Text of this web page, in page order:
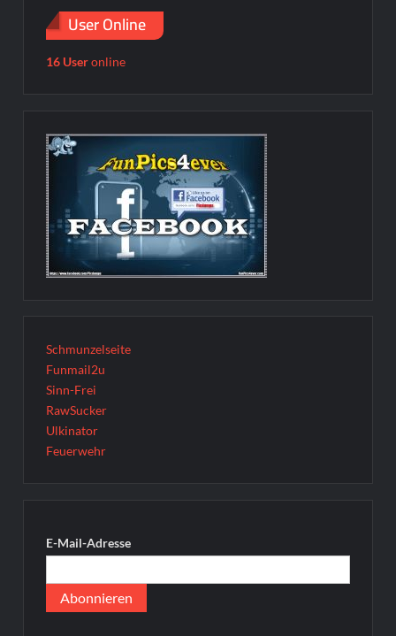
User Online
16 Useronline
Schmunzelseite
Funmail2u
Sinn-Frei
RawSucker
Ulkinator
Feuerwehr
E-Mail-Adresse